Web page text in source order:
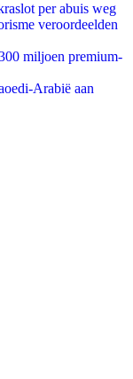
per abuis weg
veroordeelden
miljoen premium-
Arabië aan